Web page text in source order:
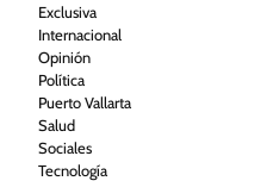
Exclusiva
Internacional
Opinión
Política
Puerto Vallarta
Salud
Sociales
Tecnología